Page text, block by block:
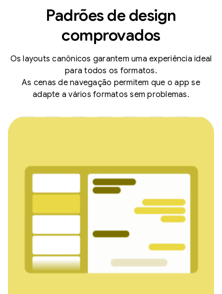
Padrões de design
comprovados
Os layouts canônicos garantem uma experiência ideal
para todos os formatos.
As cenas de navegação permitem que o app se
adapte a vários formatos sem problemas.